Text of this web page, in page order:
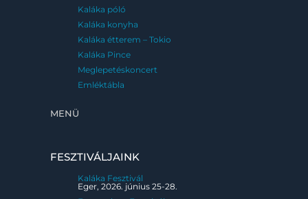
Kaláka póló
Kaláka konyha
Kaláka étterem – Tokio
Kaláka Pince
Meglepetéskoncert
Emléktábla
MENÜ
FESZTIVÁLJAINK
Kaláka Fesztivál
Eger, 2026. június 25-28.